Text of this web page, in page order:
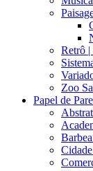
Retrô
Zoo
Papel de